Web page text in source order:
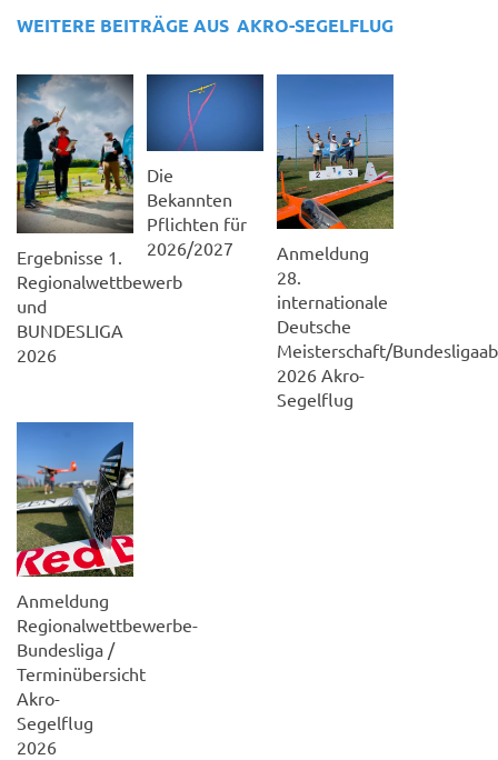
WEITERE BEITRÄGE AUS AKRO-SEGELFLUG
Ergebnisse 1.
Regionalwettbewerb
und
BUNDESLIGA
2026
Die
Bekannten
Pflichten für
2026/2027
Anmeldung
28.
internationale
Deutsche
Meisterschaft/
2026 Akro-
Segelflug
Anmeldung
Regionalwettbewerbe-
Bundesliga /
Terminübersicht
Akro-
Segelflug
2026